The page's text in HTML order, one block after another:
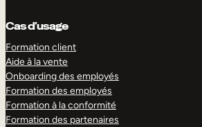
Cas d’usage
Formation client
Aide à la vente
Onboarding des employés
Formation des employés
Formation à la conformité
Formation des partenaires